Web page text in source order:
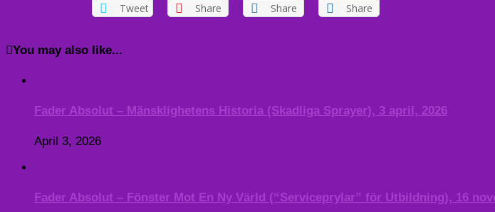
Tweet
Share Share Share
You may also like...
Fader Absolut – Mänsklighetens Historia (Skadliga Sprayer), 3 april, 2026
April 3, 2026
Fader Absolut – Fönster Mot En Ny Värld (“Serviceprylar” för Utbildning), 16